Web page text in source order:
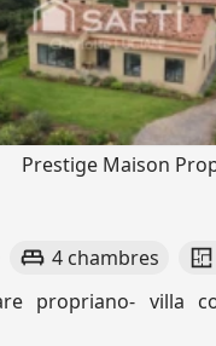
Prestige Maison
4 chambres
propriano- villa